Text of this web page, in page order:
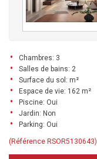
Chambres: 3
Salles de bains: 2
Surface du sol: m²
Espace de vie: 162 m²
Piscine: Oui
Jardin: Non
Parking: Oui
(Référence RSOR5130643)